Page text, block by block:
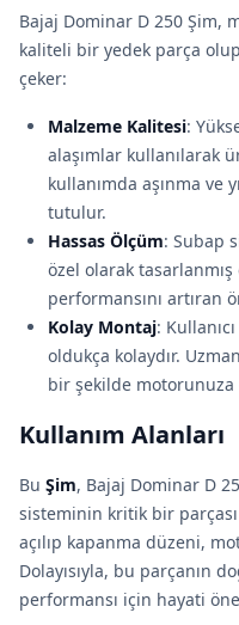
Bajaj Dominar D 250 Şim,
kaliteli bir yedek parça
çeker:
Malzeme Kalitesi:
alaşımlar kullanılarak
kullanımda aşınma ve
tutulur.
Hassas Ölçüm: Subap
özel olarak
performansını artıran
Kolay Montaj:
oldukça kolaydır.
bir şekilde
Kullanım Alanları
Bu Şim, Bajaj Dominar D
sisteminin kritik bir
açılıp kapanma düzeni,
Dolayısıyla, bu parçanın
performansı için hayati